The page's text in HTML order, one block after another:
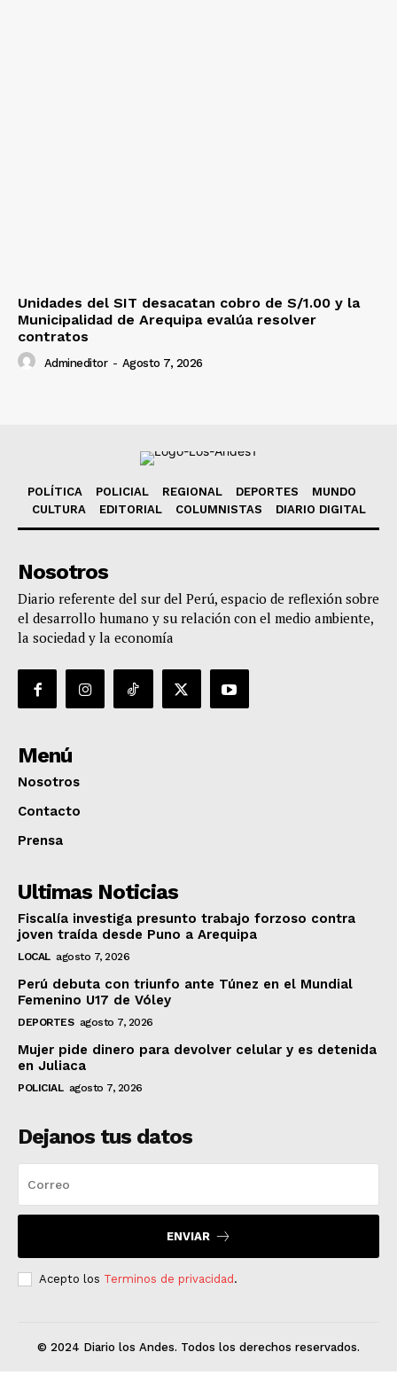
Unidades del SIT desacatan cobro de S/1.00 y la
Municipalidad de Arequipa evalúa resolver
contratos
Admineditor - Agosto 7, 2026
POLÍTICA POLICIAL REGIONAL DEPORTES
MUNDO
CULTURA
EDITORIAL COLUMNISTAS DIARIO DIGITAL
Nosotros
Diario referente del sur del Perú, espacio de reflexión sobre
el desarrollo humano y su relación con el medio ambiente,
la sociedad y la economía
Menú
Nosotros
Contacto
Prensa
Ultimas Noticias
Fiscalía investiga presunto trabajo forzoso contra
joven traída desde Puno a Arequipa
LOCAL agosto 7, 2026
Perú debuta con triunfo ante Túnez en el Mundial
Femenino U17 de Vóley
DEPORTES agosto 7, 2026
Mujer pide dinero para devolver celular y es detenida
en Juliaca
POLICIAL agosto 7, 2026
Dejanos tus datos
ENVIAR
Acepto los Terminos de privacidad.
© 2024 Diario los Andes. Todos los derechos reservados.